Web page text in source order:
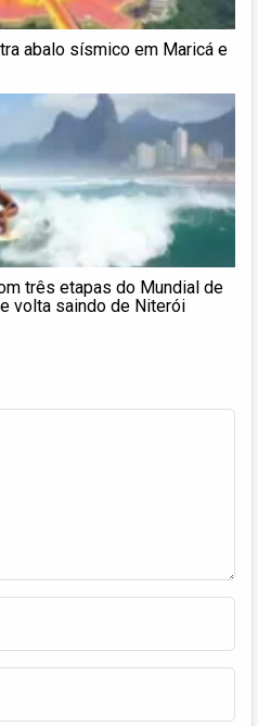
abalo sísmico em Maricá e
três etapas do Mundial de
volta saindo de Niterói